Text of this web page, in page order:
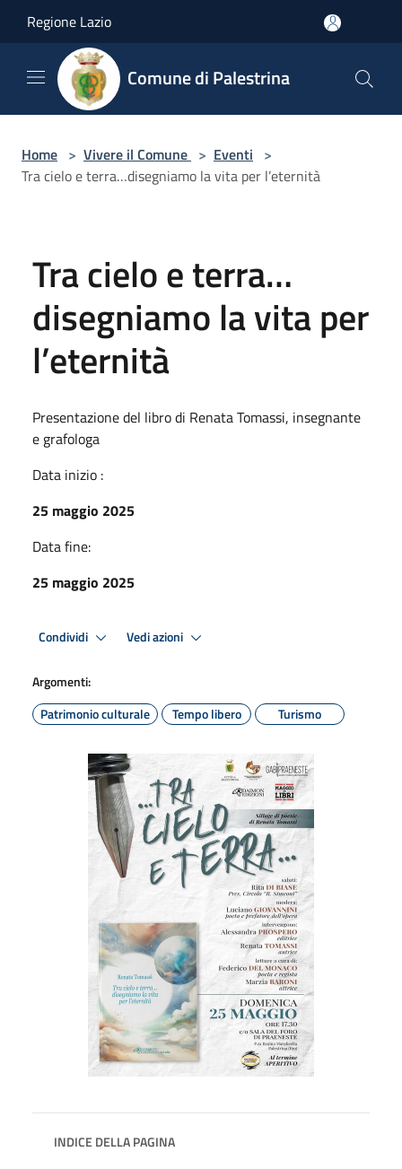
Regione Lazio
Comune di Palestrina
Home > Vivere il Comune > Eventi >
Tra cielo e terra…disegniamo la vita per l’eternità
Tra cielo e terra…
disegniamo la vita per
l’eternità
Presentazione del libro di Renata Tomassi, insegnante
e grafologa
Data inizio :
25 maggio 2025
Data fine:
25 maggio 2025
Condividi Vedi azioni
Argomenti:
Patrimonio culturale
Tempo libero Turismo
INDICE DELLA PAGINA